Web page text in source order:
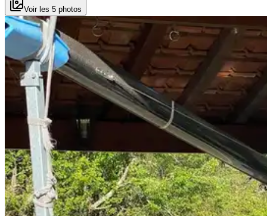
Voir les 5 photos